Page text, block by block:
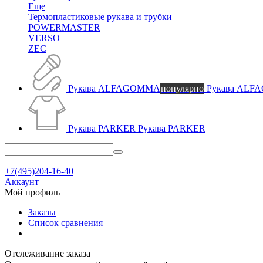
Еще
Термопластиковые рукава и трубки
POWERMASTER
VERSO
ZEC
Рукава ALFAGOMMAпопулярно Рукава
Рукава PARKER Рукава PARKER
+7(495)204-16-40
Аккаунт
Мой профиль
Заказы
Список сравнения
Отслеживание заказа